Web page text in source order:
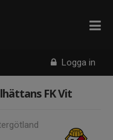
Logga in
FK Vit